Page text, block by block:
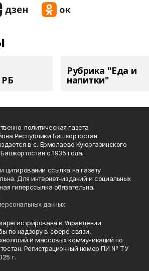
Рубрика "Еда и
напитки"
политическая газета
Республики Башкортостан
в с. Ермолаево Куюргазинского
с 1935 года.
цитировании ссылка на газету
Для интернет-изданий и социальных
гиперссылка обязательна.
данных
в Управлении
по надзору в сфере связи,
и массовых коммуникаций по
Регистрационный номер ПИ № ТУ
г.